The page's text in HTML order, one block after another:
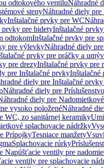
odtokového ventiluNáhradné
stenyNáhradné diely pre
Inštalačné prvky pre WC
prvky pre bidetyInštalačné
odtokomInštalačné prvky pre
pre výlevkyNáhradné diely
prvky pre práčky a
pre drezyInštalačné prvky pre
pre Inštalačné prvkyInštalačné
diely pre Inštalačné
Náhradné diely pre Príslušenstvo
diely pre
vysoko položenéNáhradné
WC, zo sanitárnej keramiky
splachovacie nádržky
PrípojkyTesniace manžety
Splachovacie rúrky
Napúšťacie ventily pre
ventily pre splachovacie